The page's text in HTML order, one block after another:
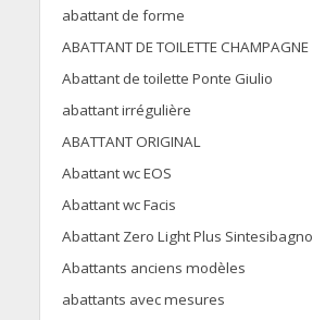
abattant de forme
ABATTANT DE TOILETTE CHAMPAGNE
Abattant de toilette Ponte Giulio
abattant irrégulière
ABATTANT ORIGINAL
Abattant wc EOS
Abattant wc Facis
Abattant Zero Light Plus Sintesibagno
Abattants anciens modèles
abattants avec mesures